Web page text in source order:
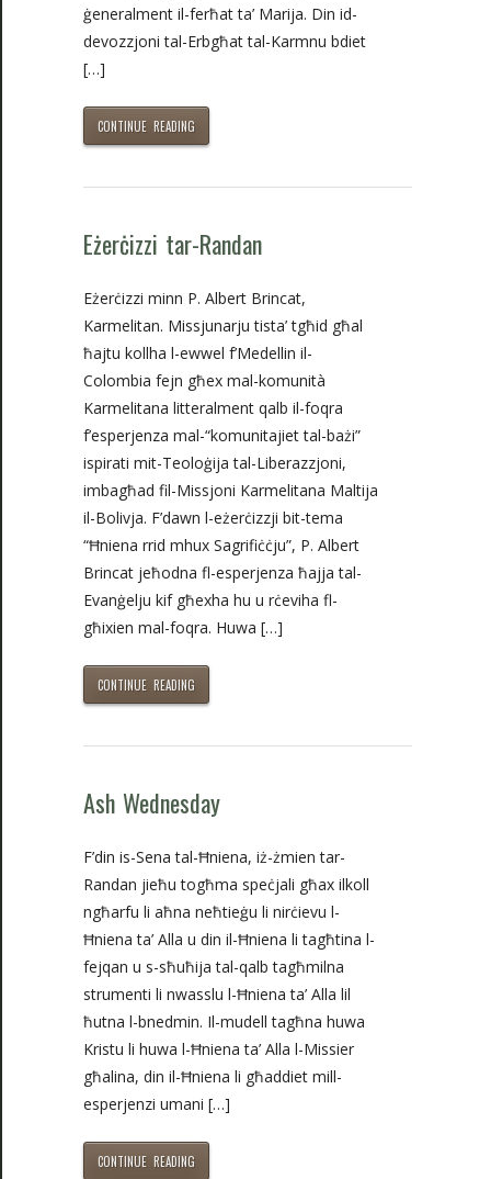
ġeneralment il-ferħat ta’ Marija. Din id-
devozzjoni tal-Erbgħat tal-Karmnu bdiet
[…]
CONTINUE READING
Eżerċizzi tar-Randan
Eżerċizzi minn P. Albert Brincat,
Karmelitan. Missjunarju tista’ tgħid għal
ħajtu kollha l-ewwel f’Medellin il-
Colombia fejn għex mal-komunità
Karmelitana litteralment qalb il-foqra
f’esperjenza mal-“komunitajiet tal-bażi”
ispirati mit-Teoloġija tal-Liberazzjoni,
imbagħad fil-Missjoni Karmelitana Maltija
il-Bolivja. F’dawn l-eżerċizzji bit-tema
“Ħniena rrid mhux Sagrifiċċju”, P. Albert
Brincat jeħodna fl-esperjenza ħajja tal-
Evanġelju kif għexha hu u rċeviha fl-
għixien mal-foqra. Huwa […]
CONTINUE READING
Ash Wednesday
F’din is-Sena tal-Ħniena, iż-żmien tar-
Randan jieħu togħma speċjali għax ilkoll
ngħarfu li aħna neħtieġu li nirċievu l-
Ħniena ta’ Alla u din il-Ħniena li tagħtina l-
fejqan u s-sħuħija tal-qalb tagħmilna
strumenti li nwasslu l-Ħniena ta’ Alla lil
ħutna l-bnedmin. Il-mudell tagħna huwa
Kristu li huwa l-Ħniena ta’ Alla l-Missier
għalina, din il-Ħniena li għaddiet mill-
esperjenzi umani […]
CONTINUE READING